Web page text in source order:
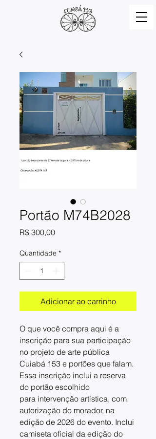
Portão M74B2028
R$ 300,00Preço
Quantidade *
Adicionar ao carrinho
O que você compra aqui é a
inscrição para sua participação
no projeto de arte pública
Cuiabá 153 e portões que falam.
Essa inscrição inclui a reserva
do portão escolhido
para intervenção artística, com
autorização do morador, na
edição de 2026 do evento. Inclui
camiseta oficial da edição do